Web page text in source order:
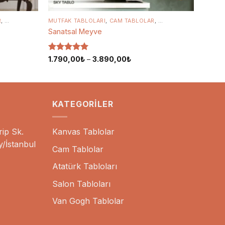
TABLOLARI
, KANVAS TABLOLAR,ÜNLÜ RESSAMLARIN TABLOLARI ,YATAK ODASI
MUTFAK TABLOLARI, CAM TABLOLAR , KANVAS TABLOLAR
Sanatsal Meyve
5 üzerinden
1.790,00₺ – 3.890,00₺Fiyat
Sk.
İstanbul
KATEGORILER
Kanvas Tablolar
Cam Tablolar
Atatürk Tabloları
Salon Tabloları
Van Gogh Tablolar